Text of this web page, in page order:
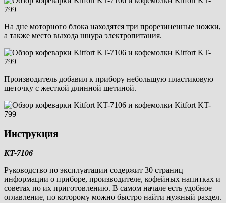
На дне моторного блока находятся три прорезиненные ножки,
а также место выхода шнура электропитания.
Производитель добавил к прибору небольшую пластиковую
щеточку с жесткой длинной щетиной.
Инструкция
KT-7106
Руководство по эксплуатации содержит 30 страниц
информации о приборе, производителе, кофейных напитках и
советах по их приготовлению. В самом начале есть удобное
оглавление, по которому можно быстро найти нужный раздел.